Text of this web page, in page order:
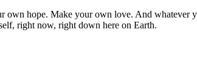
hope. Make your own love. And whatever
right now, right down here on Earth.